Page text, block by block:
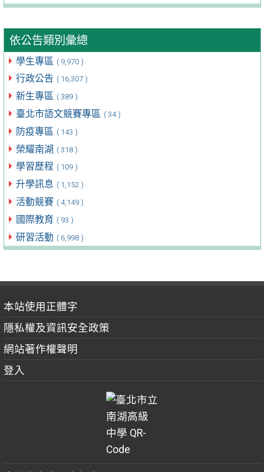
依公告類別彙總
學生專區 ( 9,970 )
行政公告 ( 16,307 )
新生專區 ( 389 )
臺北市語文競賽專區 ( 34 )
防疫專區 ( 143 )
榮耀南湖 ( 318 )
學習歷程 ( 109 )
升學訊息 ( 1,152 )
活動競賽 ( 4,149 )
國際教育 ( 93 )
研習活動 ( 6,998 )
本站使用正體字
隱私權及資訊安全政策
網站著作權聲明
登入